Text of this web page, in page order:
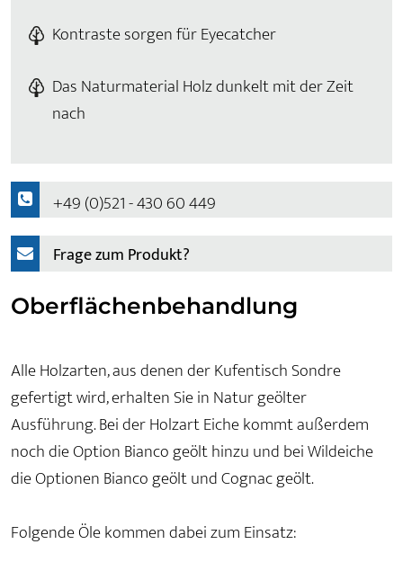
Kontraste sorgen für Eyecatcher
Das Naturmaterial Holz dunkelt mit der Zeit
nach
+49 (0)521 - 430 60 449
Frage zum Produkt?
Oberflächenbehandlung
Alle Holzarten, aus denen der Kufentisch Sondre
gefertigt wird, erhalten Sie in Natur geölter
Ausführung. Bei der Holzart Eiche kommt außerdem
noch die Option Bianco geölt hinzu und bei Wildeiche
die Optionen Bianco geölt und Cognac geölt.
Folgende Öle kommen dabei zum Einsatz: